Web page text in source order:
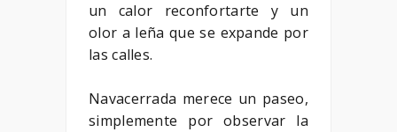
un calor reconfortarte y un
olor a leña que se expande por
las calles.
Navacerrada merece un paseo,
simplemente por observar la